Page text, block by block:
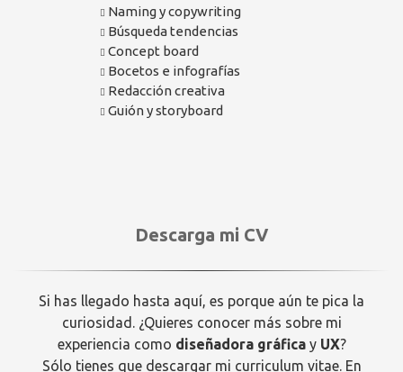
Naming y copywriting
Búsqueda tendencias
Concept board
Bocetos e infografías
Redacción creativa
Guión y storyboard
Descarga mi CV
Si has llegado hasta aquí, es porque aún te pica la
curiosidad. ¿Quieres conocer más sobre mi
experiencia como diseñadora gráficay UX?
Sólo tienes que descargar mi curriculum vitae. En